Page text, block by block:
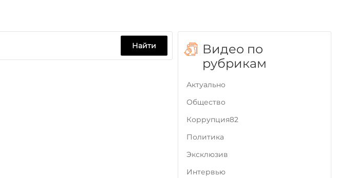
Найти
Видео по
рубрикам
Актуально
Общество
Коррупция82
Политика
Эксклюзив
Интервью